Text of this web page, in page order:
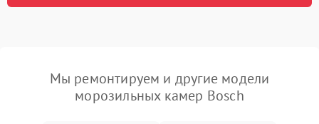
Мы ремонтируем и другие модели
морозильных камер Bosch